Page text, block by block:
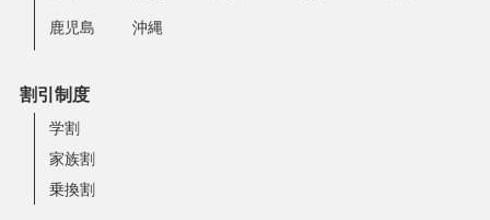
鹿児島 沖縄
割引制度
学割
家族割
乗換割